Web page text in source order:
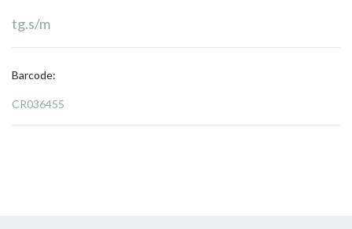
tg.s/m
Barcode:
CR036455